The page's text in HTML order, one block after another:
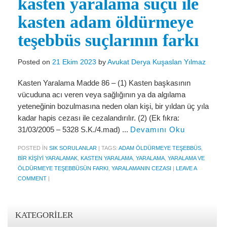
Miras Hukuku
İcra Ve İflas Hukuku
Gayrimenkul hukuku
Ticaret Hukuku
İdare ve Vergi Hukuku
Basında Derya Kuşaslan
HESAPLAMA ARAÇLARI
İhbar Tazminatı Hesaplama
Kıdem Tazminatı Hesaplama
Fazla Mesai Hesaplama
kasten yaralama suçu ile
kasten adam öldürmeye
teşebbüs suçlarının farkı
Posted on 21 Ekim 2023 byAvukat Derya Kuşaslan Yılmaz
Kasten Yaralama Madde 86 – (1) Kasten başkasının
vücuduna acı veren veya sağlığının ya da algılama
yeteneğinin bozulmasına neden olan kişi, bir yıldan üç yıla
kadar hapis cezası ile cezalandırılır. (2) (Ek fıkra:
31/03/2005 – 5328 S.K./4.mad) ... Devamını Oku
POSTED IN SIK SORULANLAR | TAGS: ADAM ÖLDÜRMEYE TEŞEBBÜS
BIR KIŞIYI YARALAMAK KASTEN YARALAMA YARALAMA YARALAMA VE
ÖLDÜRMEYE TEŞEBBÜSÜN FARKI YARALAMANIN CEZASI | LEAVE A
COMMENT |
KATEGORILER